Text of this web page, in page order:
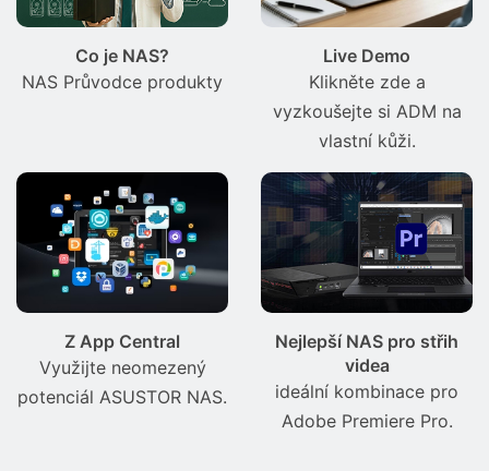
Co je NAS?
NAS Průvodce produkty
Live Demo
Klikněte zde a
vyzkoušejte si ADM na
vlastní kůži.
Z App Central
Využijte neomezený
potenciál ASUSTOR NAS.
Nejlepší NAS pro střih
videa
ideální kombinace pro
Adobe Premiere Pro.